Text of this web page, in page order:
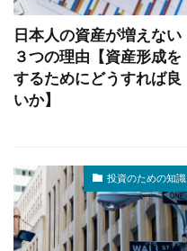
日本人の資産が増えない
３つの理由【資産形成を
するためにどうすれば良
いか】
投資のための知識